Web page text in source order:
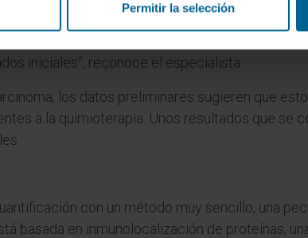
Permitir la selección
para orientar un seguimiento personalizado, de
complementario después de la
iniciales”, reconoce el especialista.
los datos preliminares sugieren que
a la quimioterapia. Unos resultados que se
con un método muy sencillo, una
basada en inmunolocalización de proteínas,